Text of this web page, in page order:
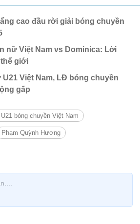
cao đầu rời giải bóng chuyền
nữ Việt Nam vs Dominica: Lời
giới
Việt Nam, LĐ bóng chuyền
gấp
bóng chuyền Việt Nam
Phạm Quỳnh Hương